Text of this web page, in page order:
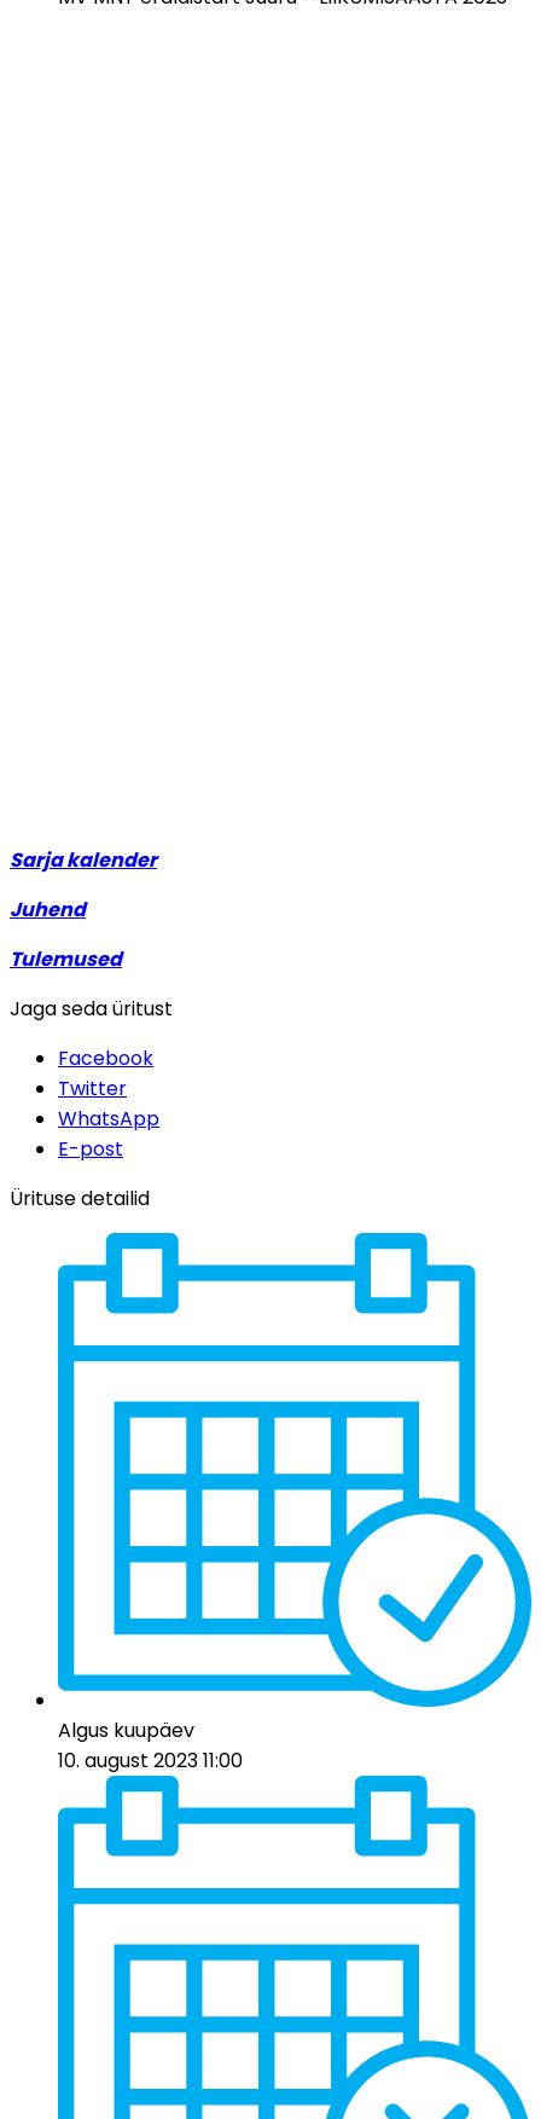
Sarja kalender
Juhend
Tulemused
Jaga seda üritust
Facebook
Twitter
WhatsApp
E-post
Ürituse detailid
Algus kuupäev
10. august 2023 11:00